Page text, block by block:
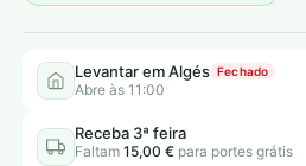
Levantar em Algés Fechado
Abre às 11:00
Receba 3ª feira
Faltam 15,00 € para portes grátis